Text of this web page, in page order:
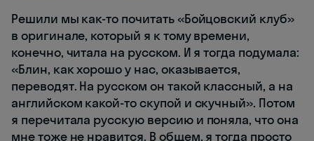
Решили мы как-то почитать «Бойцовский клуб»
в оригинале, который я к тому времени,
конечно, читала на русском. И я тогда подумала:
«Блин, как хорошо у нас, оказывается,
переводят. На русском он такой классный, а на
английском какой-то скупой и скучный». Потом
я перечитала русскую версию и поняла, что она
мне тоже не нравится. В общем, я тогда просто